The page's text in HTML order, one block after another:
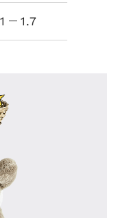
1.7